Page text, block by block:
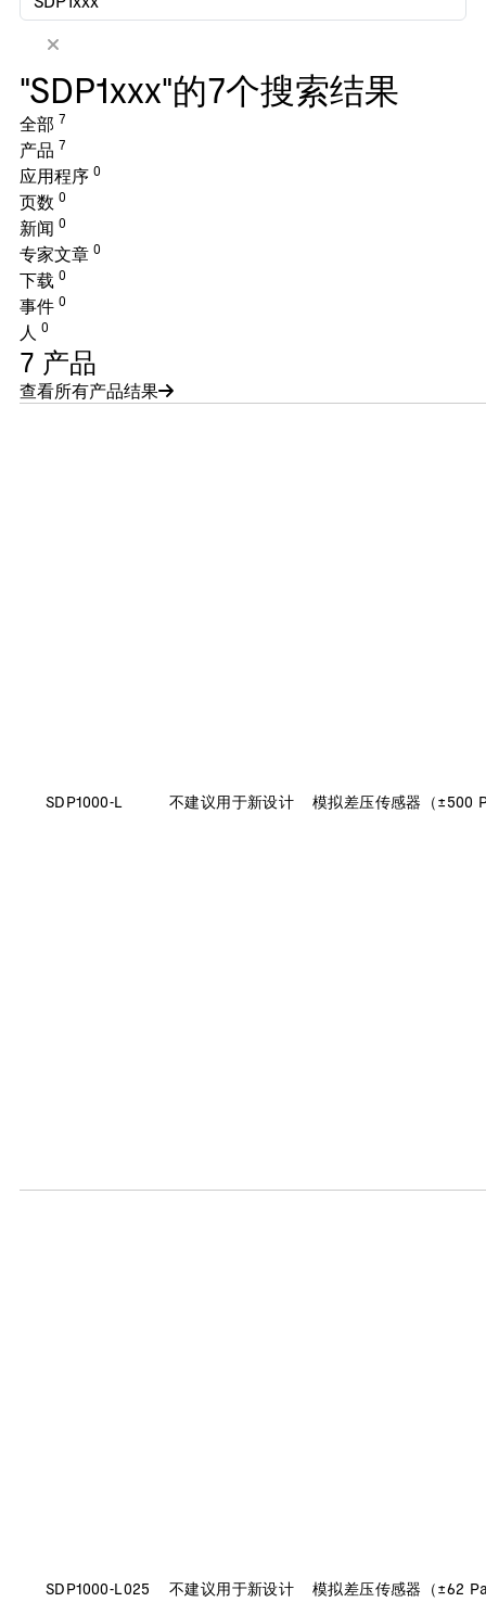
"SDP1xxx"的7个搜索结果
全部 7
产品 7
应用程序 0
页数 0
新闻 0
专家文章 0
下载 0
事件 0
人 0
7 产品
查看所有产品结果
SDP1000-L 不建议用于新设计 模拟差压传感器（±500
SDP1000-L025 不建议用于新设计 模拟差压传感器（±62